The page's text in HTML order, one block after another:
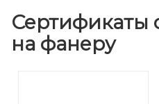
Сертификаты
на фанеру